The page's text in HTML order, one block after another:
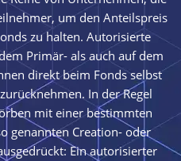
um den Anteilspreis
zu halten. Autorisierte
Primär- als auch auf dem
direkt beim Fonds selbst
In der Regel
mit einer bestimmten
genannten Creation- oder
Ein autorisierter